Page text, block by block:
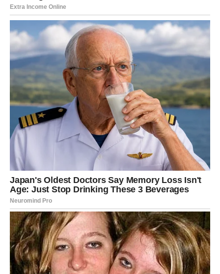
KOJE DOLAZE BEZ NAJAVE
Početak nestabilnosti koji vodi ka novim
prilikama
Na poslovnom planu, početak ovog perioda donosi blagu
nestabilnost koja će se vremenom pretvoriti u velike
promene. Ovan može primetiti da se planovi menjaju, da
dolazi do neočekivanih obrta i da stvari ne idu onako kako
su zamišljene.
Ali upravo u toj nestabilnosti krije se početak nečega
novog.
Neočekivani preokreti pred kraj aprila
Kako se približava kraj aprila, dešavanja postaju
intenzivnija. Moguće su prilike koje dolaze iznenada,
razgovori koji menjaju pravac karijere ili odluke koje
deluju naglo, ali su dugo bile pripremane u pozadini.